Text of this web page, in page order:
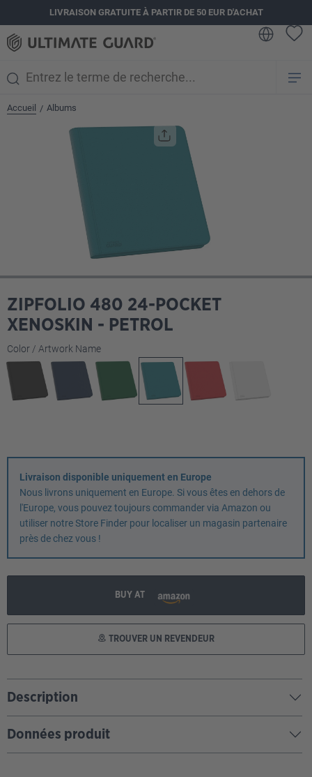
principalLIVRAISON GRATUITE À PARTIR DE 50 EUR D'ACHAT
Accueil / Albums
Ignorer la galerie d'images
ZIPFOLIO 480 24-POCKET
XENOSKIN - PETROL
Sélectionnez
Color / Artwork Name
Livraison disponible uniquement en Europe
Nous livrons uniquement en Europe. Si vous êtes en dehors de
l'Europe, vous pouvez toujours commander via Amazon ou
utiliser notre Store Finder pour localiser un magasin partenaire
près de chez vous !
BUY AT
TROUVER UN REVENDEUR
Description
Données produit